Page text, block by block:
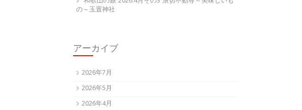
の～玉置神社
アーカイブ
2026年7月
2026年5月
2026年4月